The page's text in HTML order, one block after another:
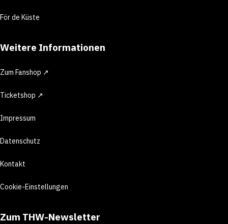
För de Küste
Weitere Informationen
Zum Fanshop ↗
Ticketshop ↗
Impressum
Datenschutz
Kontakt
Cookie-Einstellungen
Zum THW-Newsletter